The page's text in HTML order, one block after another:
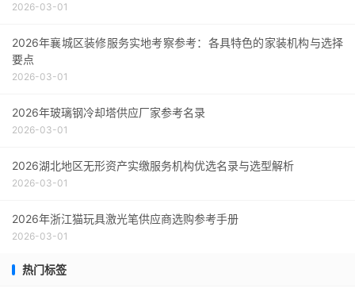
2026-03-01
2026年襄城区装修服务实地考察参考：各具特色的家装机构与选择
要点
2026-03-01
2026年玻璃钢冷却塔供应厂家参考名录
2026-03-01
2026湖北地区无形资产实缴服务机构优选名录与选型解析
2026-03-01
2026年浙江猫玩具激光笔供应商选购参考手册
2026-03-01
热门标签